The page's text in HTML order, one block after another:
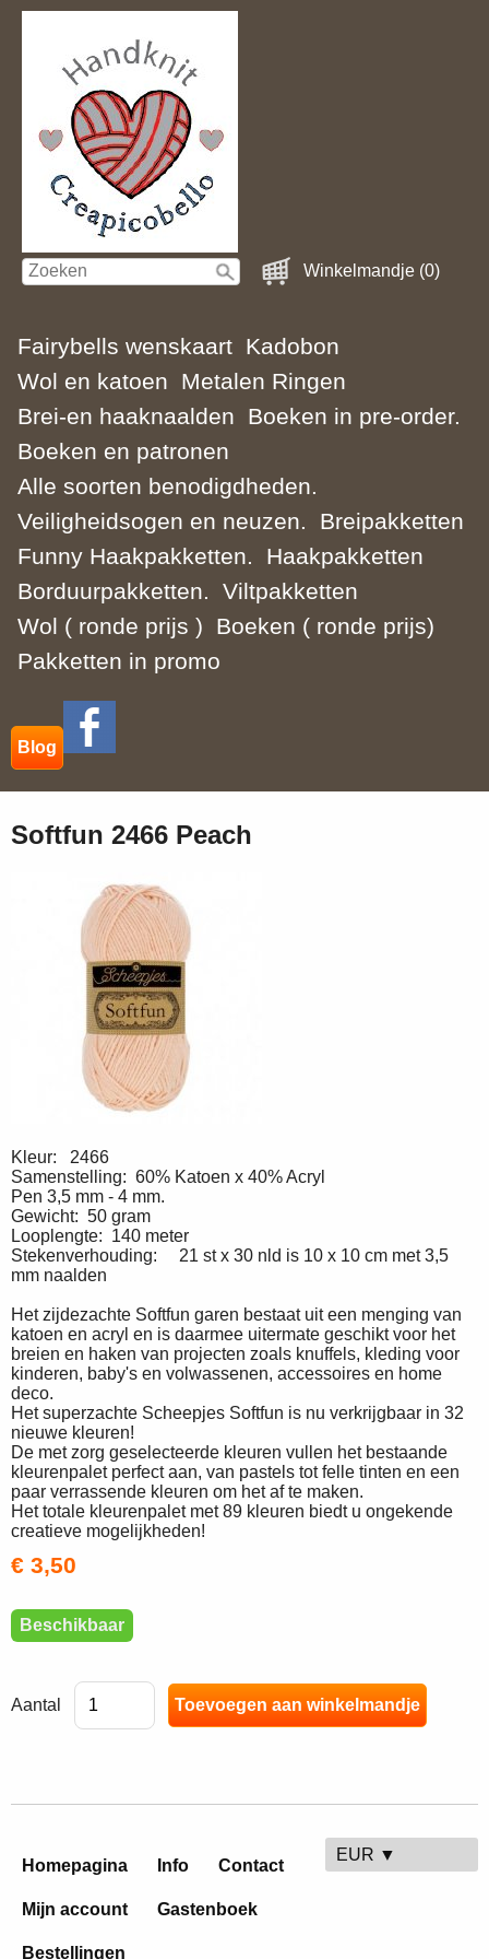
Winkelmandje (0)
Fairybells wenskaart Kadobon
Wol en katoen
Metalen Ringen
Brei-en haaknaalden
Boeken in pre-order.
Boeken en patronen
Alle soorten benodigdheden.
Veiligheidsogen en neuzen.
Breipakketten
Funny Haakpakketten.
Haakpakketten
Borduurpakketten.
Viltpakketten
Wol ( ronde prijs )
Boeken ( ronde prijs)
Pakketten in promo
Blog
Softfun 2466 Peach
Kleur: 2466
Samenstelling: 60% Katoen x 40% Acryl
Pen 3,5 mm - 4 mm.
Gewicht: 50 gram
Looplengte: 140 meter
Stekenverhouding: 21 st x 30 nld is 10 x 10 cm met 3,5
mm naalden
Het zijdezachte Softfun garen bestaat uit een menging van
katoen en acryl en is daarmee uitermate geschikt voor het
breien en haken van projecten zoals knuffels, kleding voor
kinderen, baby's en volwassenen, accessoires en home
deco.
Het superzachte Scheepjes Softfun is nu verkrijgbaar in 32
nieuwe kleuren!
De met zorg geselecteerde kleuren vullen het bestaande
kleurenpalet perfect aan, van pastels tot felle tinten en een
paar verrassende kleuren om het af te maken.
Het totale kleurenpalet met 89 kleuren biedt u ongekende
creatieve mogelijkheden!
€ 3,50
Beschikbaar
Aantal
Homepagina Info Contact
Mijn account Gastenboek
Bestellingen
EUR ▼